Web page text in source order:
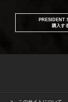
PRESIDENT
購入す